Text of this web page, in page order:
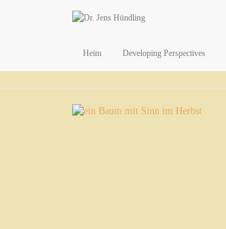
Heim Developing Perspectives